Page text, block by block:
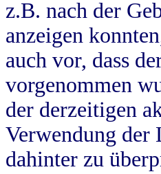
z.B. nach der
anzeigen
auch vor, dass
vorgenommen
der derzeitigen
Verwendung der
dahinter zu